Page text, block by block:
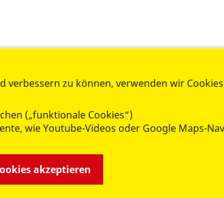
verbessern zu können, verwenden wir
(„funktionale Cookies“)
wie Youtube-Videos oder Google Maps-
akzeptieren